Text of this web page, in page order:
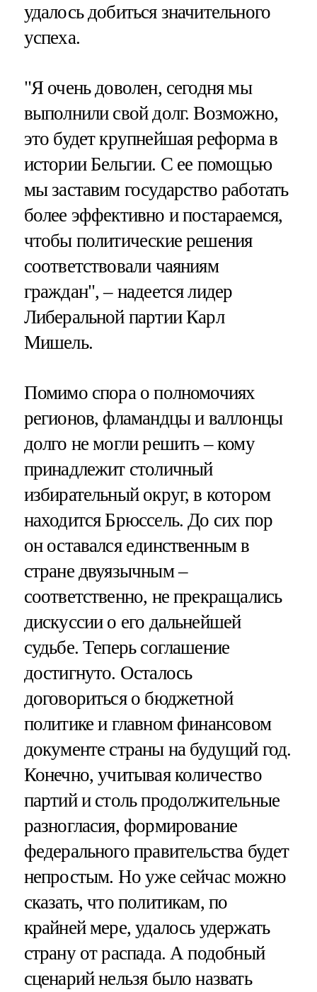
удалось добиться значительного
успеха.
"Я очень доволен, сегодня мы
выполнили свой долг. Возможно,
это будет крупнейшая реформа в
истории Бельгии. С ее помощью
мы заставим государство работать
более эффективно и постараемся,
чтобы политические решения
соответствовали чаяниям
граждан", – надеется лидер
Либеральной партии Карл
Мишель.
Помимо спора о полномочиях
регионов, фламандцы и валлонцы
долго не могли решить – кому
принадлежит столичный
избирательный округ, в котором
находится Брюссель. До сих пор
он оставался единственным в
стране двуязычным –
соответственно, не прекращались
дискуссии о его дальнейшей
судьбе. Теперь соглашение
достигнуто. Осталось
договориться о бюджетной
политике и главном финансовом
документе страны на будущий год.
Конечно, учитывая количество
партий и столь продолжительные
разногласия, формирование
федерального правительства будет
непростым. Но уже сейчас можно
сказать, что политикам, по
крайней мере, удалось удержать
страну от распада. А подобный
сценарий нельзя было назвать